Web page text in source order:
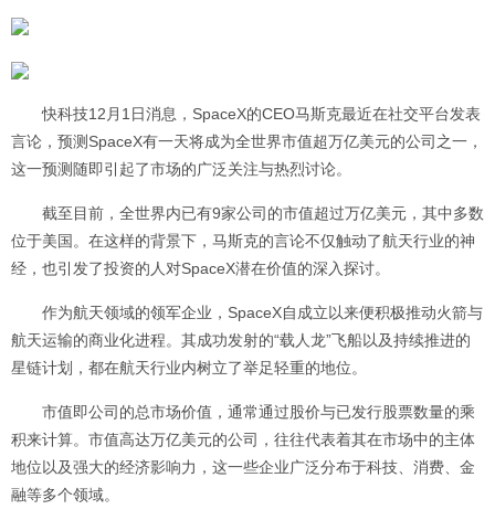
快科技12月1日消息，SpaceX的CEO马斯克最近在社交平台发表
言论，预测SpaceX有一天将成为全世界市值超万亿美元的公司之一，
这一预测随即引起了市场的广泛关注与热烈讨论。
截至目前，全世界内已有9家公司的市值超过万亿美元，其中多数
位于美国。在这样的背景下，马斯克的言论不仅触动了航天行业的神
经，也引发了投资的人对SpaceX潜在价值的深入探讨。
作为航天领域的领军企业，SpaceX自成立以来便积极推动火箭与
航天运输的商业化进程。其成功发射的“载人龙”飞船以及持续推进的
星链计划，都在航天行业内树立了举足轻重的地位。
市值即公司的总市场价值，通常通过股价与已发行股票数量的乘
积来计算。市值高达万亿美元的公司，往往代表着其在市场中的主体
地位以及强大的经济影响力，这一些企业广泛分布于科技、消费、金
融等多个领域。